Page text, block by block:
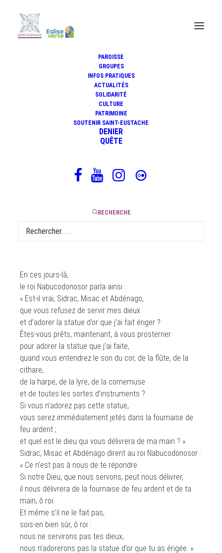
PAROISSE
GROUPES
INFOS PRATIQUES
ACTUALITÉS
SOLIDARITÉ
CULTURE
PATRIMOINE
SOUTENIR SAINT-EUSTACHE
DENIER
QUÊTE
RECHERCHE
Méditation du père Jacques
Mérienne, 1er avril 2020
1 avril 2020
En ces jours-là,
le roi Nabucodonosor parla ainsi :
« Est-il vrai, Sidrac, Misac et Abdénago,
que vous refusez de servir mes dieux
et d’adorer la statue d’or que j’ai fait ériger ?
Êtes-vous prêts, maintenant, à vous prosterner
pour adorer la statue que j’ai faite,
quand vous entendrez le son du cor, de la flûte, de la
cithare,
de la harpe, de la lyre, de la cornemuse
et de toutes les sortes d’instruments ?
Si vous n’adorez pas cette statue,
vous serez immédiatement jetés dans la fournaise de
feu ardent ;
et quel est le dieu qui vous délivrera de ma main ? »
Sidrac, Misac et Abdénago dirent au roi Nabucodonosor :
« Ce n’est pas à nous de te répondre.
Si notre Dieu, que nous servons, peut nous délivrer,
il nous délivrera de la fournaise de feu ardent et de ta
main, ô roi.
Et même s’il ne le fait pas,
sois-en bien sûr, ô roi :
nous ne servirons pas tes dieux,
nous n’adorerons pas la statue d’or que tu as érigée. »